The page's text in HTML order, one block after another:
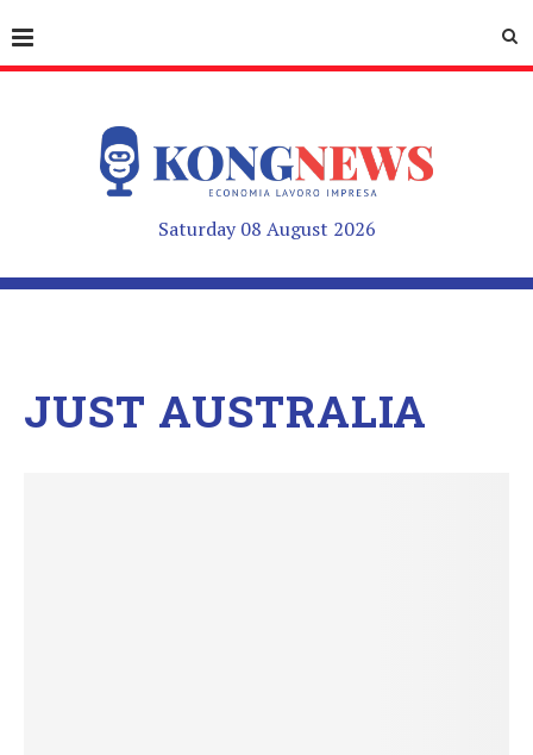
Saturday 08 August 2026
JUST AUSTRALIA